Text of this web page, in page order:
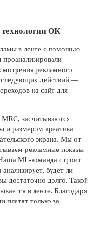
ОК
в ленте с помощью
рекламного
действий —
на сайт для
засчитываются
и размером креатива
экрана. Мы от
рекламные показы
ML-команда строит
будет ли
достаточно долго. Такой
в ленте. Благодаря
платят только за